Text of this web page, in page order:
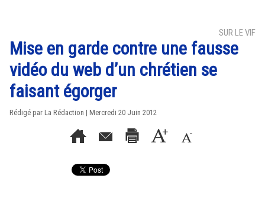
SUR LE VIF
Mise en garde contre une fausse
vidéo du web d’un chrétien se
faisant égorger
Rédigé par La Rédaction | Mercredi 20 Juin 2012